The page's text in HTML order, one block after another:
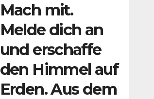
Mach mit.
Melde dich an
und erschaffe
den Himmel auf
Erden. Aus dem